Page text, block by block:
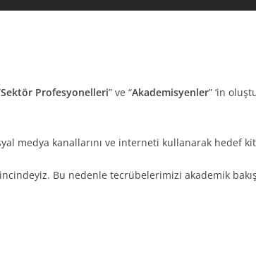
Sektör Profesyonelleri” ve “Akademisyenler” ‘in
medya kanallarını ve interneti kullanarak hedef
Bu nedenle tecrübelerimizi akademik bakış